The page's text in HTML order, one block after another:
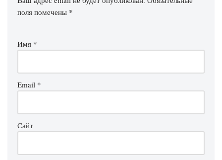
поля помечены *
Имя *
Email *
Сайт